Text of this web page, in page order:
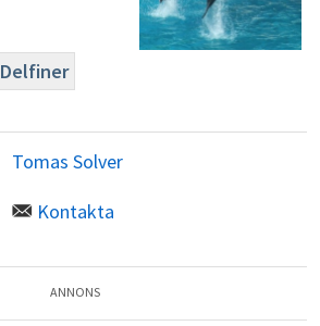
Delfiner
Tomas Solver
Kontakta
ANNONS